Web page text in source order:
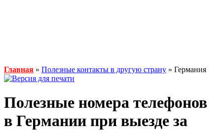
Главная » Полезные контакты в другую страну » Германия
Полезные номера телефонов
в Германии при выезде за